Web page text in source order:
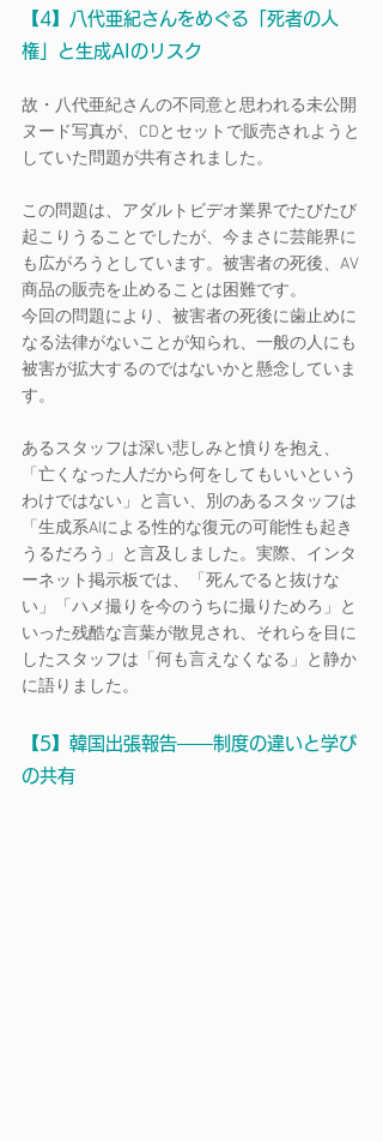
【4】八代亜紀さんをめぐる「死者の人
権」と生成AIのリスク
故・八代亜紀さんの不同意と思われる未公開
ヌード写真が、CDとセットで販売されようと
していた問題が共有されました。
この問題は、アダルトビデオ業界でたびたび
起こりうることでしたが、今まさに芸能界に
も広がろうとしています。被害者の死後、AV
商品の販売を止めることは困難です。
今回の問題により、被害者の死後に歯止めに
なる法律がないことが知られ、一般の人にも
被害が拡大するのではないかと懸念していま
す。
あるスタッフは深い悲しみと憤りを抱え、
「亡くなった人だから何をしてもいいという
わけではない」と言い、別のあるスタッフは
「生成系AIによる性的な復元の可能性も起き
うるだろう」と言及しました。実際、インタ
ーネット掲示板では、「死んでると抜けな
い」「ハメ撮りを今のうちに撮りためろ」と
いった残酷な言葉が散見され、それらを目に
したスタッフは「何も言えなくなる」と静か
に語りました。
【5】韓国出張報告――制度の違いと学び
の共有